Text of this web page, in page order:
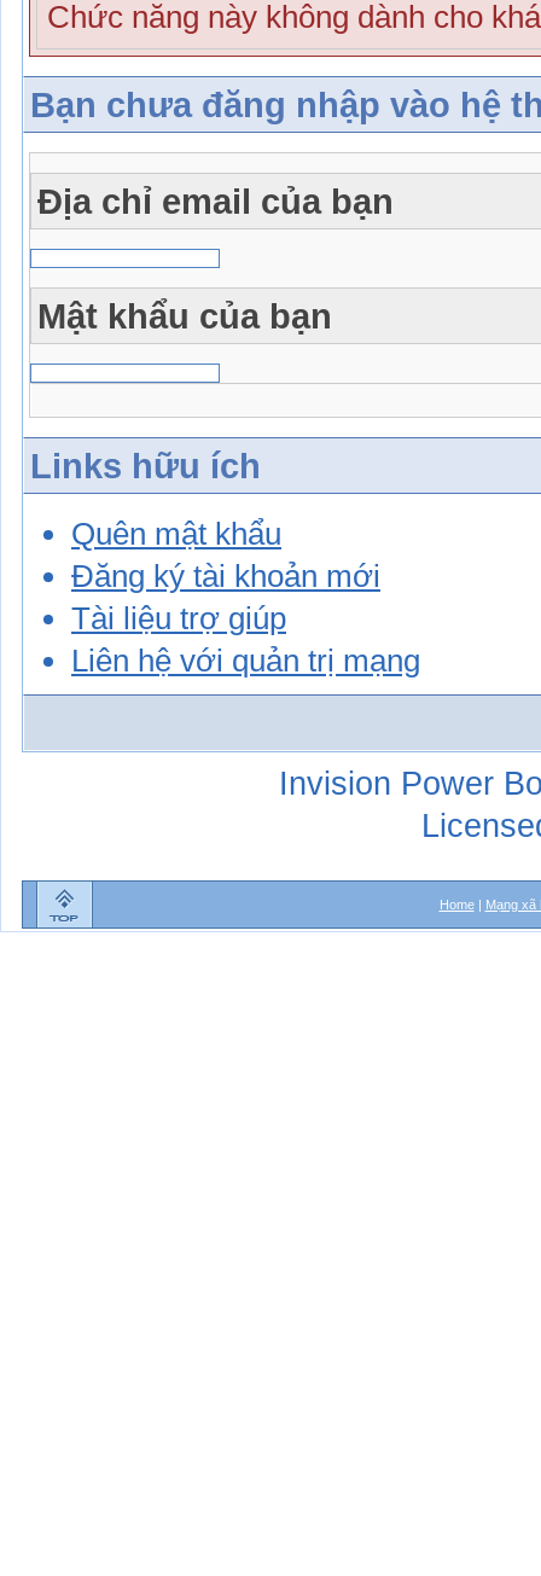
Chức năng này không dành cho
Bạn chưa đăng nhập vào hệ
Địa chỉ email của bạn
Mật khẩu của bạn
Links hữu ích
Quên mật khẩu
Đăng ký tài khoản mới
Tài liệu trợ giúp
Liên hệ với quản trị mạng
Invision Power
Home| Mạng xã